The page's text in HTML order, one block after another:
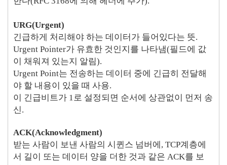
URG(Urgent)
긴급하게 처리해야 하는 데이터가 들어있다는 뜻.
Urgent Pointer가 유효한 것인지를 나타냄(필드에 값
이 채워져 있는지 알림).
Urgent Point는 전송하는 데이터 중에 긴급히 전달해
야 할 내용이 있을 때 사용.
이 긴급비트가 1로 설정되면 순서에 상관없이 먼저 송
신.
ACK(Acknowledgment)
받는 사람이 보낸 사람의 시퀸스 넘버에, TCP계층에
서 길이 또는 데이터 양을 더한 것과 같은 ACK를 보